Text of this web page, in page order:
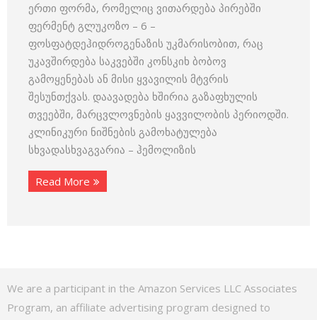
ერთი ფორმა, რომელიც ვითარდება პირებში
ფერმენტ გლუკოზო – 6 –
ფოსფატდეჰიდროგენაზის უკმარისობით, რაც
უკავშირდება საკვებში კონსკიხ ბობოვ
გამოყენებას ან მისი ყვავილის მტვრის
შესუნთქვას. დაავადება ხშირია გაზაფხულის
თვეებში, მარცვლოვნების ყავვილობის პერიოდში.
კლინიკური ნიშნების გამოხატულება
სხვადასხვაგვარია – ჰემოლიზის
Read More
We are a participant in the Amazon Services LLC Associates
Program, an affiliate advertising program designed to